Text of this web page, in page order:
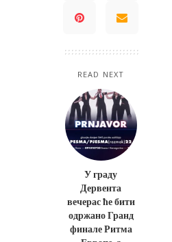
READ NEXT
У граду
Дервента
вечерас ће бити
одржано Гранд
финале Ритма